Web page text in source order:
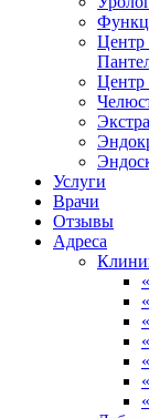
Центр
Услуги
Врачи
Отзывы
Адреса